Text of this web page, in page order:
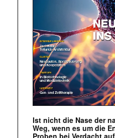
Ist nicht die Nase der
Weg, wenn es um die